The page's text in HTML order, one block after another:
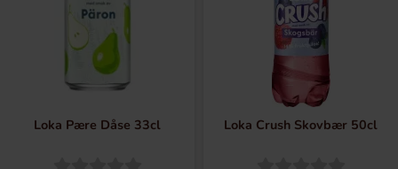
friske vand på flaske, kulsyrer let og balancerer
mineralindholdet. Et vand, der smager usædvanligt godt,
helt enkelt.
Alt vand fra Loka kommer fra en og samme sundhedskilde i
Bergslagen. Det friske og klare vand filtreres gennem
sandet og gruset i en mere end 10.000 år gammel
Loka Pære Dåse 33cl Loka Crush Skovbær 50cl